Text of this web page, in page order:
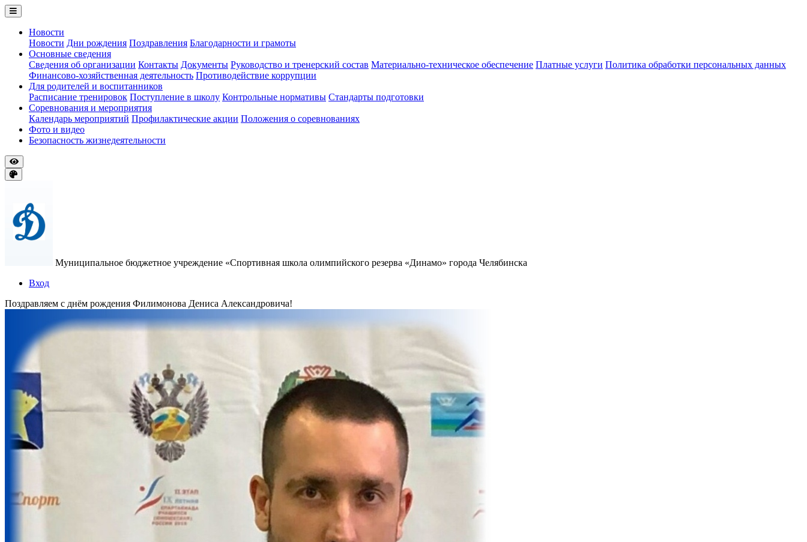
Новости
Новости Дни рождения Поздравления Благодарности и грамоты
Основные сведения
Сведения об организации Контакты Документы Руководство и тренерский состав Материально-техническое обеспечение Платные услуги Политика обработки персональных данных
Финансово-хозяйственная деятельность Противодействие коррупции
Для родителей и воспитанников
Расписание тренировок Поступление в школу Контрольные нормативы Стандарты подготовки
Соревнования и мероприятия
Календарь мероприятий Профилактические акции Положения о соревнованиях
Фото и видео
Безопасность жизнедеятельности
Муниципальное бюджетное учреждение «Спортивная школа олимпийского резерва «Динамо» города Челябинска
Вход
Поздравляем с днём рождения Филимонова Дениса Александровича!